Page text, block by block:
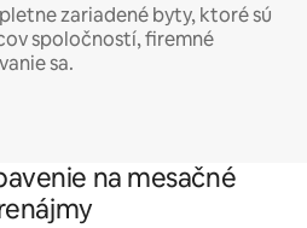
zariadené byty, ktoré sú
spoločností, firemné
sa.
na mesačné